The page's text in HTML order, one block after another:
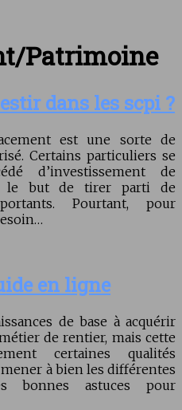
Patrimoine
dans les scpi ?
est une sorte de
Certains particuliers se
d’investissement de
le but de tirer parti de
Pourtant, pour
en ligne
de base à acquérir
de rentier, mais cette
certaines qualités
à bien les différentes
bonnes astuces pour